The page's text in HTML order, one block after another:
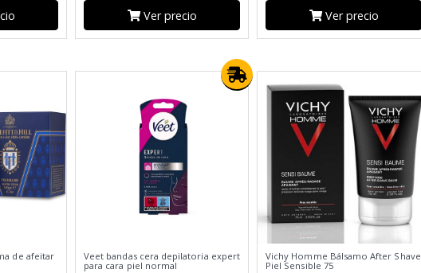
Ver precio Ver precio
de afeitar
Veet bandas cera depilatoria expert
para cara piel normal
Vichy Homme Bálsamo After Shave
Piel Sensible 75